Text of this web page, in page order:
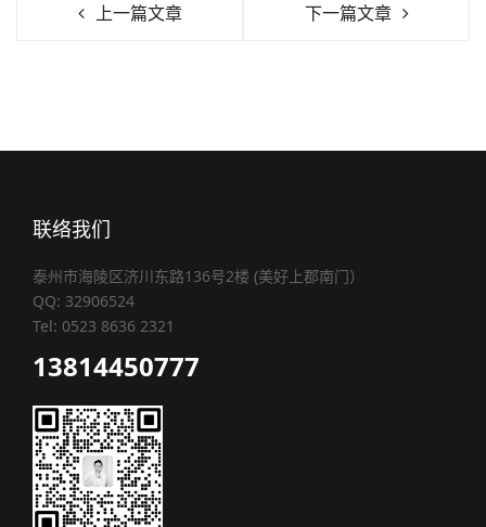
上一篇文章 下一篇文章
联络我们
泰州市海陵区济川东路136号2楼 (美好上郡南门）
QQ: 32906524
Tel: 0523 8636 2321
13814450777